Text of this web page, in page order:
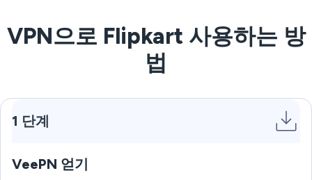
VPN으로 Flipkart 사용하는 방
법
1 단계
VeePN 얻기